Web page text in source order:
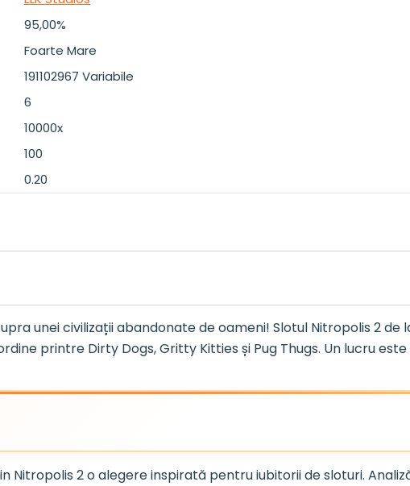
unei civilizații abandonate de oameni! Slotul Nitropolis 2 de
printre Dirty Dogs, Gritty Kitties și Pug Thugs. Un lucru
2 o alegere inspirată pentru iubitorii de sloturi.
95,00%
Foarte Mare
191102967 Variabile
6
10000x
100
0.20